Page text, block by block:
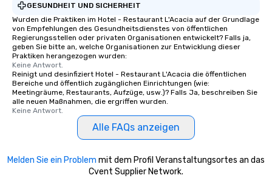
GESUNDHEIT UND SICHERHEIT
Wurden die Praktiken im Hotel - Restaurant L'Acacia auf der Grundlage
von Empfehlungen des Gesundheitsdienstes von öffentlichen
Regierungsstellen oder privaten Organisationen entwickelt? Falls ja,
geben Sie bitte an, welche Organisationen zur Entwicklung dieser
Praktiken herangezogen wurden:
Keine Antwort.
Reinigt und desinfiziert Hotel - Restaurant L'Acacia die öffentlichen
Bereiche und öffentlich zugänglichen Einrichtungen (wie:
Meetingräume, Restaurants, Aufzüge, usw.)? Falls Ja, beschreiben Sie
alle neuen Maßnahmen, die ergriffen wurden.
Keine Antwort.
Alle FAQs anzeigen
Melden Sie ein Problem mit dem Profil Veranstaltungsortes an das
Cvent Supplier Network.